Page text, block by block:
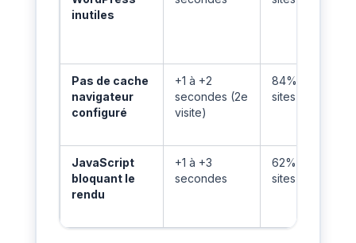
inutiles
Pas de cache
navigateur
configuré
+1 à +2
secondes (2e
visite)
84% des
sites
JavaScript
bloquant le
rendu
+1 à +3
secondes
62% des
sites